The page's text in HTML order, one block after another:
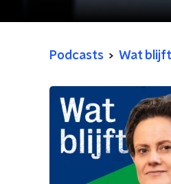
Podcasts Wat blijft